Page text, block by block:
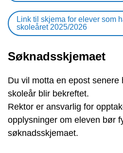
Link til skjema for elever som
skoleåret 2025/2026
Søknadsskjemaet
Du vil motta en epost senere
skoleår blir bekreftet.
Rektor er ansvarlig for
opplysninger om eleven bør
søknadsskjemaet.